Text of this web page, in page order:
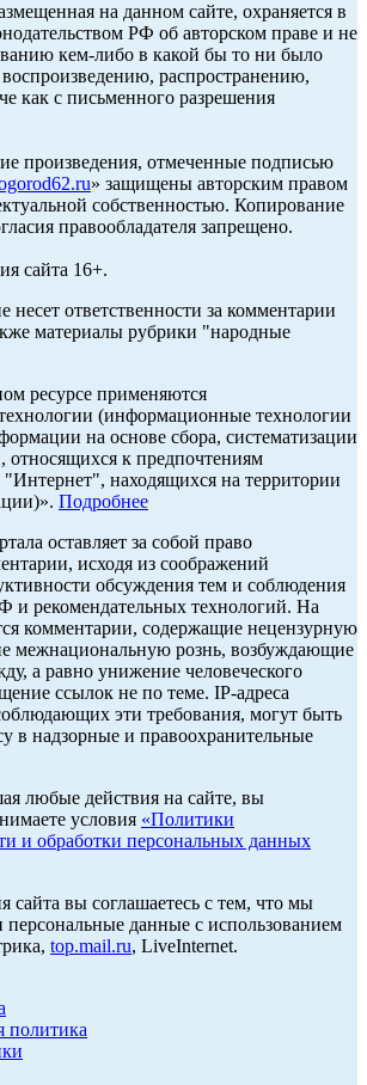
на данном сайте, охраняется в
РФ об авторском праве и не
кем-либо в какой бы то ни было
распространению,
как с письменного разрешения
произведения, отмеченные подписью
» защищены авторским правом
собственностью. Копирование
правообладателя запрещено.
сайта 16+.
несет ответственности за комментарии
материалы рубрики "народные
ресурсе применяются
(информационные технологии
на основе сбора, систематизации
относящихся к предпочтениям
"Интернет", находящихся на территории
Подробнее
оставляет за собой право
исходя из соображений
обсуждения тем и соблюдения
и рекомендательных технологий. На
комментарии, содержащие нецензурную
межнациональную рознь, возбуждающие
а равно унижение человеческого
ссылок не по теме. IP-адреса
эти требования, могут быть
в надзорные и правоохранительные
любые действия на сайте, вы
условия «Политики
и обработки персональных данных
сайта вы соглашаетесь с тем, что мы
данные с использованием
top.mail.ru, LiveInternet.
политика